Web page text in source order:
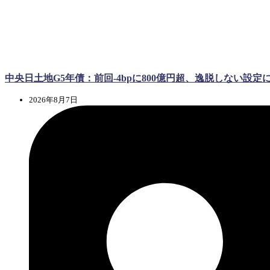
中央日土地G5年債：前回-4bpに800億円超、逸脱しない設定
2026年8月7日